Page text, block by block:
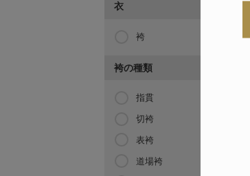
衣
袴
袴の種類
指貫
切袴
表袴
道場袴